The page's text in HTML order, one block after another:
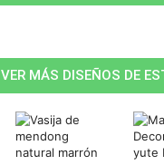
VER MÁS DISEÑOS DE